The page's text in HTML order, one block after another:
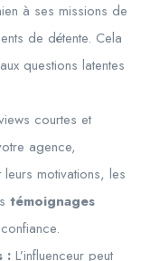
à ses missions de
de détente. Cela
questions latentes
courtes et
agence,
motivations, les
témoignages
: L’influenceur peut